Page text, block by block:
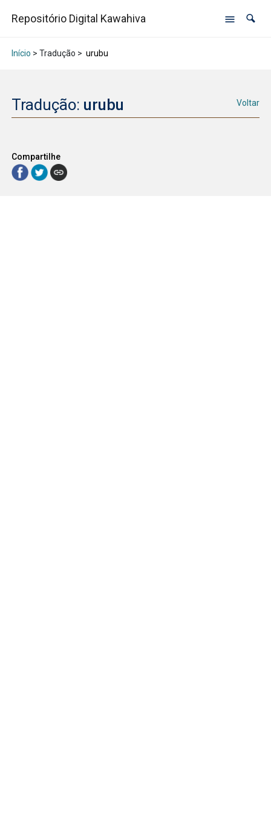
Repositório Digital Kawahiva
Início > Tradução > urubu
Tradução: urubu Voltar
Compartilhe